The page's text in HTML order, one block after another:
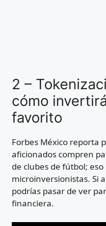
2 –
cómo
favorito
Forbes México reporta
aficionados compren
de clubes de fútbol;
microinversionistas. Si
podrías pasar de ver
financiera.